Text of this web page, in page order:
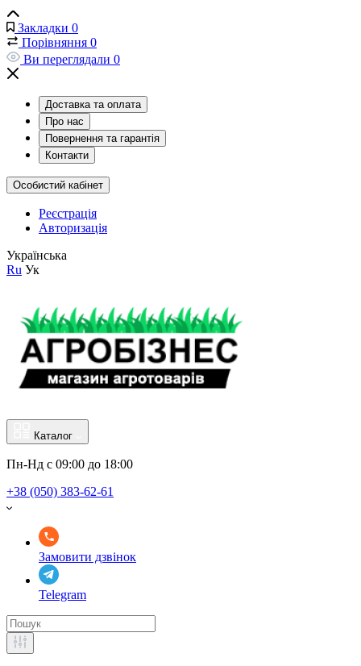
Закладки 0
Порівняння 0
Ви переглядали 0
Доставка та оплата
Про нас
Повернення та гарантія
Контакти
Особистий кабінет
Реєстрація
Авторизація
Українська
Ru Ук
Каталог
Пн-Нд с 09:00 до 18:00
+38 (050) 383-62-61
Замовити дзвінок
Telegram